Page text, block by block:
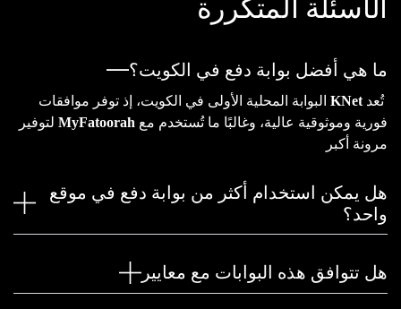
الأسئلة المتكررة
ما هي أفضل بوابة دفع في الكويت؟
تُعد KNet البوابة المحلية الأولى في الكويت، إذ توفر موافقات
فورية وموثوقية عالية، وغالبًا ما تُستخدم مع MyFatoorah لتوفير
مرونة أكبر
هل يمكن استخدام أكثر من بوابة دفع في موقع
واحد؟
هل تتوافق هذه البوابات مع معايير